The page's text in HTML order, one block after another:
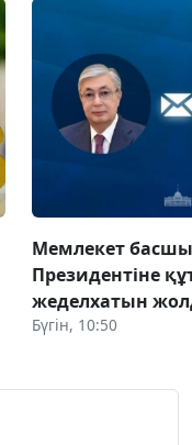
Мемлекет
Президентіне
жеделхатын
Бүгін, 10:50